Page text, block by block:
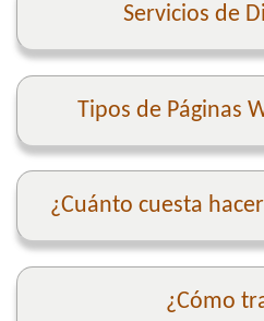
Servicios de
Tipos de Páginas
¿Cuánto cuesta
¿Cómo